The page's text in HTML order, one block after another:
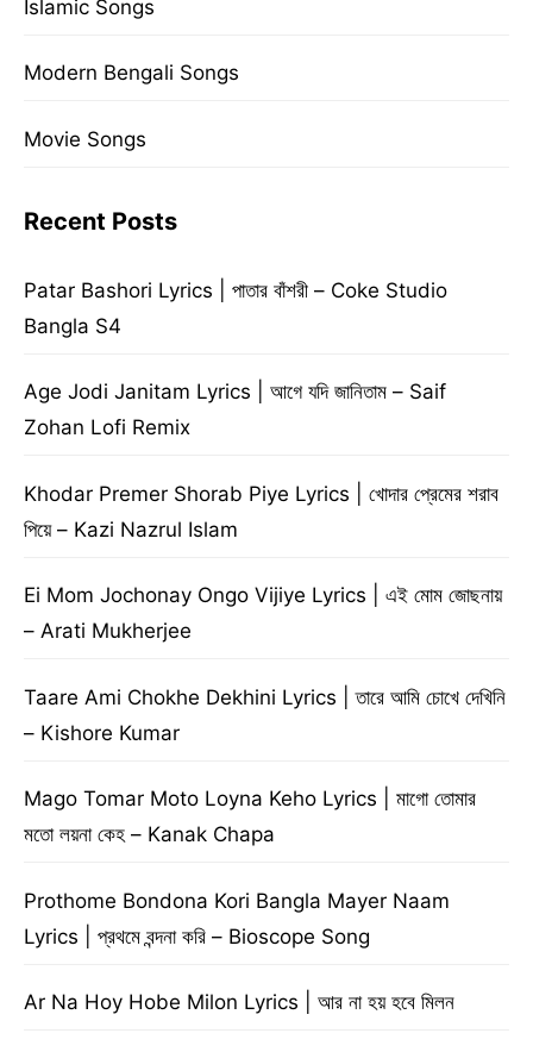
Islamic Songs
Modern Bengali Songs
Movie Songs
Recent Posts
Patar Bashori Lyrics | পাতার বাঁশরী – Coke Studio
Bangla S4
Age Jodi Janitam Lyrics | আগে যদি জানিতাম – Saif
Zohan Lofi Remix
Khodar Premer Shorab Piye Lyrics | খোদার প্রেমের শরাব
পিয়ে – Kazi Nazrul Islam
Ei Mom Jochonay Ongo Vijiye Lyrics | এই মোম জোছনায়
– Arati Mukherjee
Taare Ami Chokhe Dekhini Lyrics | তারে আমি চোখে দেখিনি
– Kishore Kumar
Mago Tomar Moto Loyna Keho Lyrics | মাগো তোমার
মতো লয়না কেহ – Kanak Chapa
Prothome Bondona Kori Bangla Mayer Naam
Lyrics | প্রথমে বন্দনা করি – Bioscope Song
Ar Na Hoy Hobe Milon Lyrics | আর না হয় হবে মিলন